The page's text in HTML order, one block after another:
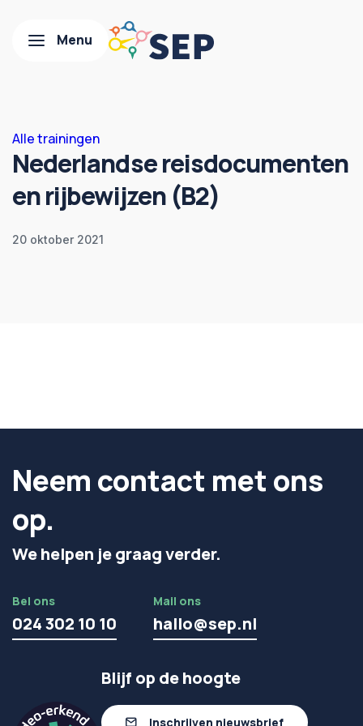
Alle trainingen
Nederlandse reisdocumenten
en rijbewijzen (B2)
20 oktober 2021
Neem contact met ons
op.
We helpen je graag verder.
Bel ons
024 302 10 10
Mail ons
hallo@sep.nl
Blijf op de hoogte
Inschrijven nieuwsbrief